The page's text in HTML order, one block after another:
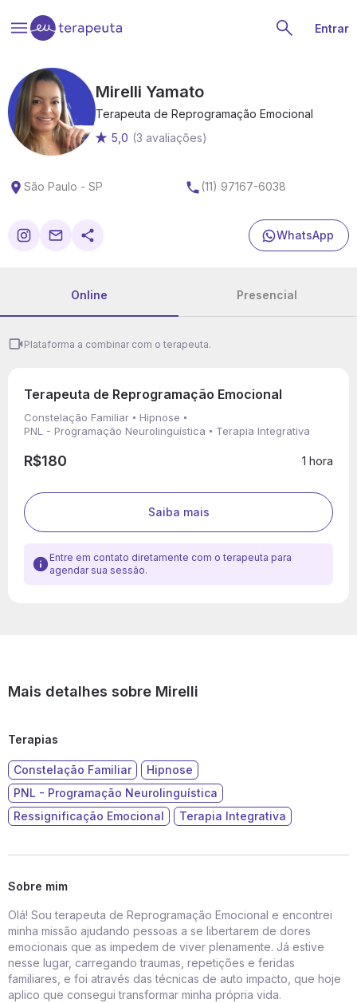
Entrar
Mirelli Yamato
Terapeuta de Reprogramação Emocional
5,0 (3 avaliações)
São Paulo - SP (11) 97167-6038
WhatsApp
Online Presencial
Plataforma a combinar com o terapeuta.
Terapeuta de Reprogramação Emocional
Constelação Familiar
Hipnose
PNL - Programação Neurolinguística
Terapia Integrativa
R$180 1 hora
Saiba mais
Entre em contato diretamente com o terapeuta para
agendar sua sessão.
Mais detalhes sobre Mirelli
Terapias
Constelação Familiar
Hipnose
PNL - Programação Neurolinguística
Ressignificação Emocional
Terapia Integrativa
Sobre mim
Olá! Sou terapeuta de Reprogramação Emocional e encontrei
minha missão ajudando pessoas a se libertarem de dores
emocionais que as impedem de viver plenamente. Já estive
nesse lugar, carregando traumas, repetições e feridas
familiares, e foi através das técnicas de auto impacto, que hoje
aplico que consegui transformar minha própria vida.